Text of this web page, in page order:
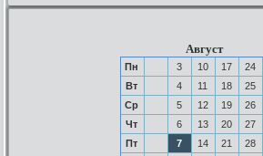
Август
Пн 3 10 17 24
Вт
4 11 18
25
Ср
5 12 19
26
Чт
6 13 20
27
Пт
7 14 21
28